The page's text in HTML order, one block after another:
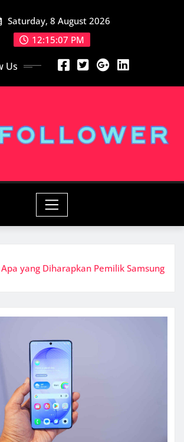
Saturday, 8 August 2026
12:15:08 PM
Us
yang Diharapkan Pemilik Samsung